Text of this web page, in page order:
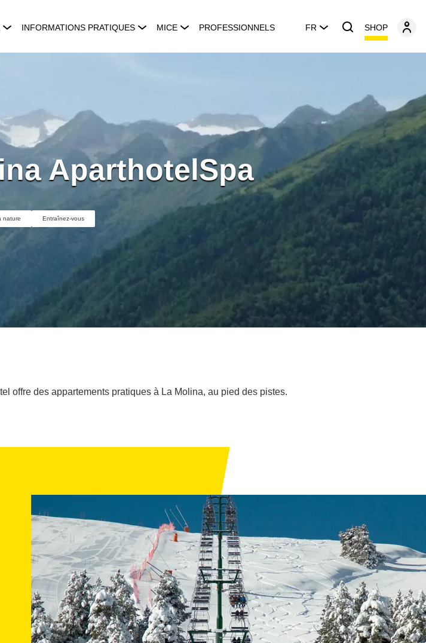
INFORMATIONS PRATIQUES MICE PROFESSIONNELS FR SHOP
AparthotelSpa
nature Entraînez-vous
offre des appartements pratiques à La Molina, au pied des pistes.